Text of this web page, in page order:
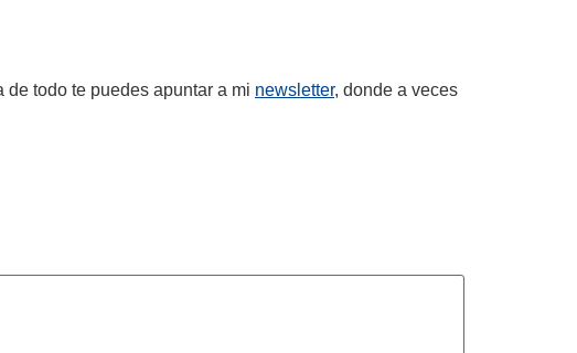
todo te puedes apuntar a mi newsletter, donde a veces